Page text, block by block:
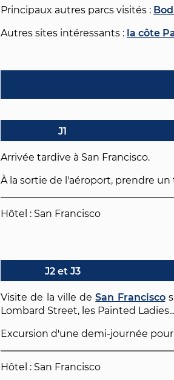
Principaux autres parcs visités :
Autres sites intéressants : la côte
J1
Arrivée tardive à San Francisco.
À la sortie de l'aéroport, prendre
Hôtel : San Francisco
J2 et J3
Visite de la ville deSan Francisco
Lombard Street, les Painted Ladies...
Excursion d'une demi-journée
Hôtel : San Francisco